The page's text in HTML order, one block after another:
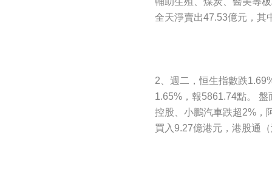
全天淨賣出47.53億元，其
2、週二，恒生指數跌
1.65%，報5861.74點。
控股、小鵬汽車跌超2%，
買入9.27億港元，港股通